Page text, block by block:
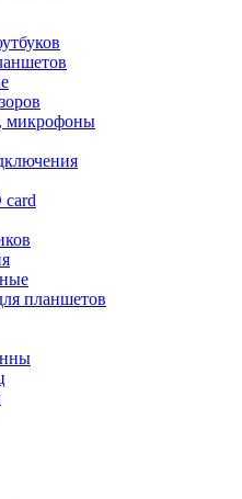
микрофоны
card
планшетов